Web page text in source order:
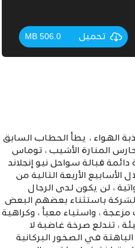
تحميل 506.0 MB
الهواء ، يطأ الحطاب السابق
المنارة الأشيب ، توماس
قبالة سواحل نيو إنجلاند
الأربعة التالية من
، لن يكون لدى الرجال
باستثناء بعضهم البعض
، واستياء معبأ ، وكراهية
، تندلع صرخة غاضبة لا
في الصخور البركانية